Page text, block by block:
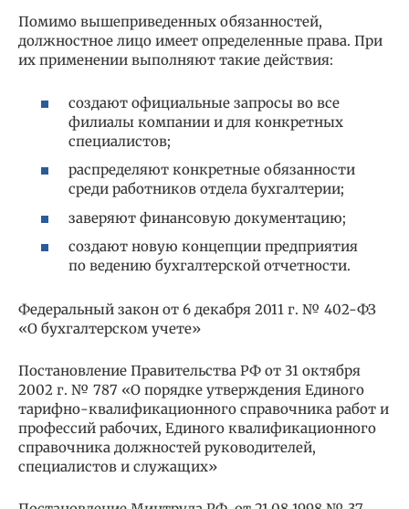
Помимо вышеприведенных обязанностей,
должностное лицо имеет определенные права. При
их применении выполняют такие действия:
создают официальные запросы во все
филиалы компании и для конкретных
специалистов;
распределяют конкретные обязанности
среди работников отдела бухгалтерии;
заверяют финансовую документацию;
создают новую концепции предприятия
по ведению бухгалтерской отчетности.
Федеральный закон от 6 декабря 2011 г. № 402-ФЗ
«О бухгалтерском учете»
Постановление Правительства РФ от 31 октября
2002 г. № 787 «О порядке утверждения Единого
тарифно-квалификационного справочника работ и
профессий рабочих, Единого квалификационного
справочника должностей руководителей,
специалистов и служащих»